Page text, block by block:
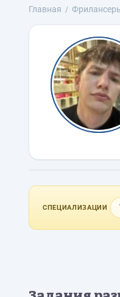
Главная
СПЕЦИАЛИЗАЦИИ